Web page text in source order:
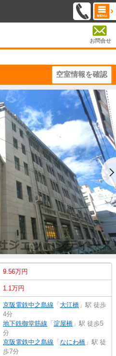
お問合せ
空室情報を確認
9.56万円
1.1万円
京阪電鉄中之島線 「 大江橋 」駅 徒歩
4分
地下鉄御堂筋線 「 淀屋橋 」駅 徒歩5
分
京阪電鉄中之島線 「 なにわ橋 」駅 徒
歩7分